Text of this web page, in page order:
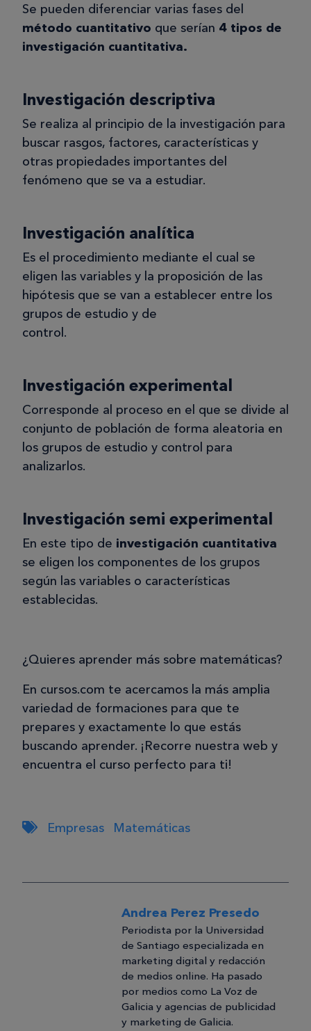
Se pueden diferenciar varias fases del
método cuantitativo que serían 4 tipos de
investigación cuantitativa.
Investigación descriptiva
Se realiza al principio de la investigación para
buscar rasgos, factores, características y
otras propiedades importantes del
fenómeno que se va a estudiar.
Investigación analítica
Es el procedimiento mediante el cual se
eligen las variables y la proposición de las
hipótesis que se van a establecer entre los
grupos de estudio y de
control.
Investigación experimental
Corresponde al proceso en el que se divide al
conjunto de población de forma aleatoria en
los grupos de estudio y control para
analizarlos.
Investigación semi experimental
En este tipo de investigación cuantitativa
se eligen los componentes de los grupos
según las variables o características
establecidas.
¿Quieres aprender más sobre matemáticas?
En cursos.com te acercamos la más amplia
variedad de formaciones para que te
prepares y exactamente lo que estás
buscando aprender. ¡Recorre nuestra web y
encuentra el curso perfecto para ti!
Empresas Matemáticas
Andrea Perez Presedo
Periodista por la Universidad
de Santiago especializada en
marketing digital y redacción
de medios online. Ha pasado
por medios como La Voz de
Galicia y agencias de publicidad
y marketing de Galicia.